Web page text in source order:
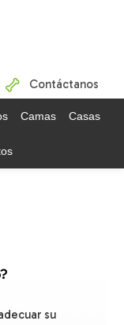
Contáctanos
Camas Casas
su